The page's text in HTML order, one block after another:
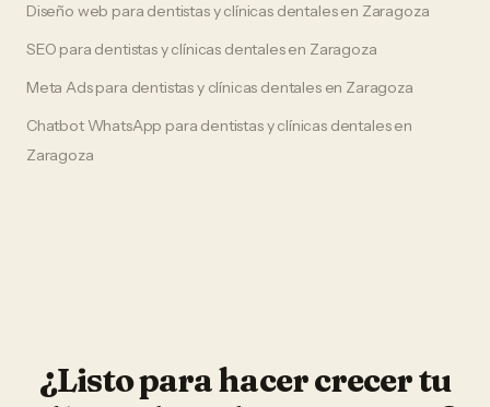
Diseño web para dentistas y clínicas dentalesen Zaragoza
SEO para dentistas y clínicas dentalesen Zaragoza
Meta Adspara dentistas y clínicas dentalesen Zaragoza
Chatbot WhatsApp para dentistas y clínicas dentalesen
Zaragoza
¿Listo para hacer crecer tu